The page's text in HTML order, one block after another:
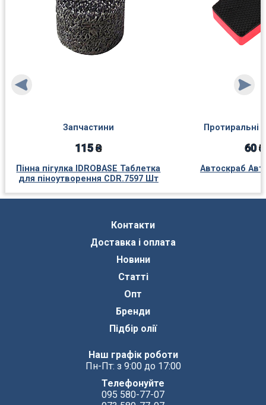
Запчастини
115 ₴
Пінна пігулка IDROBASE Таблетка
для піноутворення CDR.7597 Шт
Протиральні
60 ₴
Автоскраб
Контакти
Доставка і оплата
Новини
Статті
Опт
Бренди
Підбір олії
Наш графік роботи
Пн-Пт: з 9:00 до 17:00
Телефонуйте
095 580-77-07